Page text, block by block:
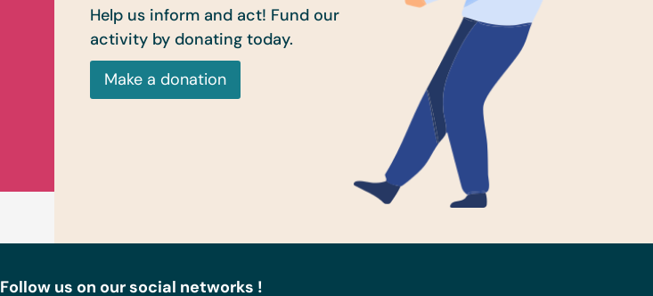
Help us inform and act! Fund our
activity by donating today.
Make a donation
Follow us on our social networks !